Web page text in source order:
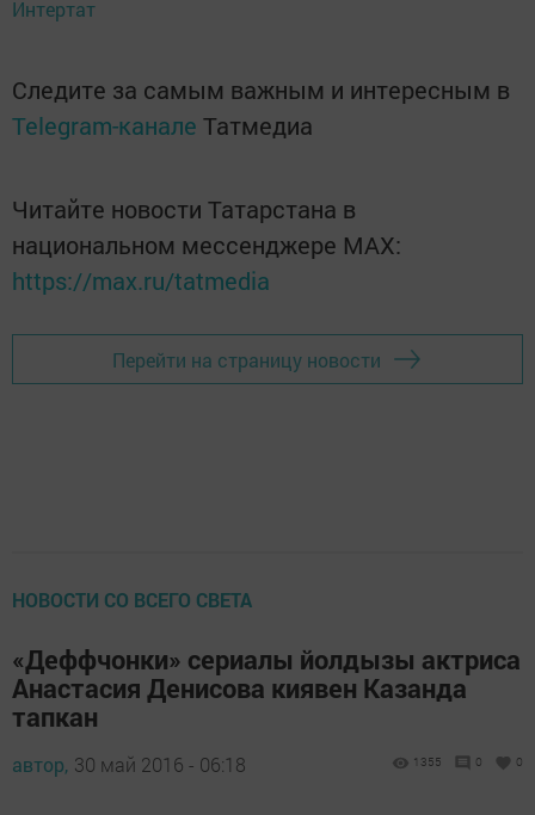
Интертат
Следите за самым важным и интересным в
Telegram-канале Татмедиа
Читайте новости Татарстана в
национальном мессенджере MАХ:
https://max.ru/tatmedia
Перейти на страницу новости
НОВОСТИ СО ВСЕГО СВЕТА
«Деффчонки» сериалы йолдызы актриса
Анастасия Денисова киявен Казанда
тапкан
автор, 30 май 2016 - 06:18 1355 0 0